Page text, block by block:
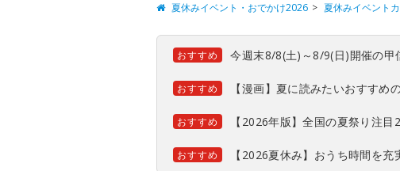
夏休みイベント・おでかけ2026 夏休みイベント
おすすめ 今週末8/8(土)～8/9(日)開催の甲
おすすめ 【漫画】夏に読みたいおすすめ
おすすめ 【2026年版】全国の夏祭り注
おすすめ 【2026夏休み】おうち時間を